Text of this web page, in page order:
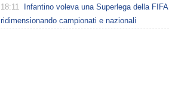
18:11
Infantino voleva una Superlega della FIFA
ridimensionando campionati e nazionali